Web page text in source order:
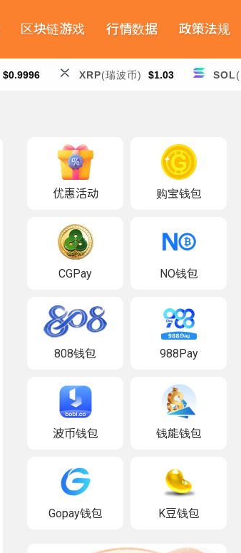
区块链游戏 行情数据 政策法规
$0.9996 XRP(瑞波币) $1.03 SOL
优惠活动 购宝钱包
CGPay NO钱包
808钱包 988Pay
波币钱包 钱能钱包
Gopay钱包 K豆钱包